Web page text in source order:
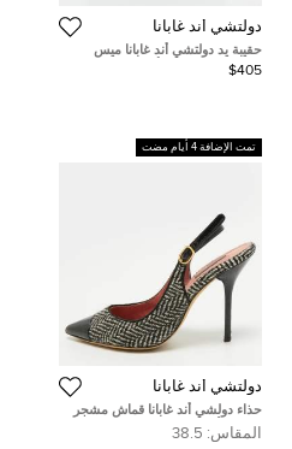
دولتشي أند غابانا
حقيبة يد دولتشي أند غابانا ميس
إسكيب شرابة جلد أسود
$405
تمت الإضافة 4 أيام مضت
دولتشي أند غابانا
حذاء دولشي أند غابانا قماش مشجر
متعدد الألوان حزام الكعب مقاس 36
المقاس: 38.5